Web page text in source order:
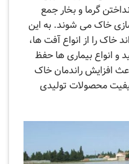
گرما و بخار جمع
خاک می شوند. به این
خاک را از انواع آفت‌ ها،
و انواع بیماری‌ ها حفظ
افزایش راندمان خاک
محصولات تولیدی